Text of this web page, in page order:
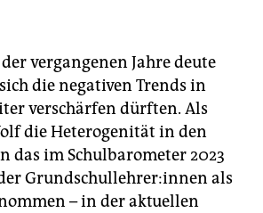
vergangenen Jahre deute
die negativen Trends in
verschärfen dürften. Als
die Heterogenität in den
das im Schulbarometer 2023
Grund­schul­leh­re­r:in­nen als
– in der aktuellen